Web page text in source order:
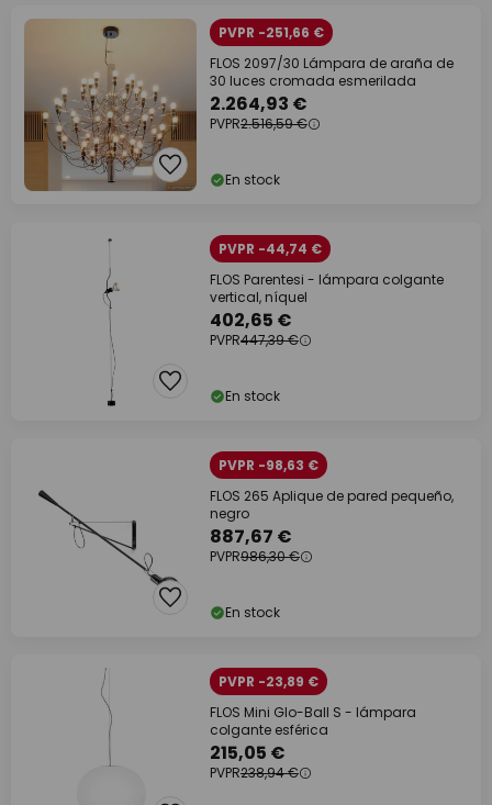
PVPR -251,66 €
FLOS 2097/30 Lámpara de araña de
30 luces cromada esmerilada
2.264,93 €
PVPR2.516,59 €
En stock
PVPR -44,74 €
FLOS Parentesi - lámpara colgante
vertical, níquel
402,65 €
PVPR447,39 €
En stock
PVPR -98,63 €
FLOS 265 Aplique de pared pequeño,
negro
887,67 €
PVPR986,30 €
En stock
PVPR -23,89 €
FLOS Mini Glo-Ball S - lámpara
colgante esférica
215,05 €
PVPR238,94 €